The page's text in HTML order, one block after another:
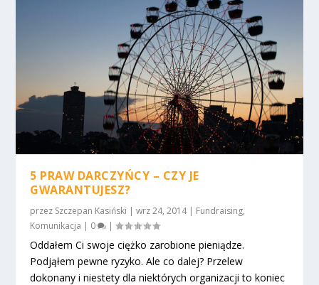
5 PRAW DARCZYŃCY – CZY JE
GWARANTUJESZ?
przez Szczepan Kasiński |wrz 24, 2014| Fundraising,
Komunikacja | 0 |
Oddałem Ci swoje ciężko zarobione pieniądze.
Podjąłem pewne ryzyko. Ale co dalej? Przelew
dokonany i niestety dla niektórych organizacji to koniec